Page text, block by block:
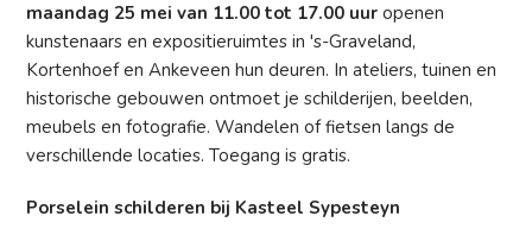
maandag 25 mei van 11.00 tot 17.00 uur openen
kunstenaars en expositieruimtes in 's-Graveland,
Kortenhoef en Ankeveen hun deuren. In ateliers, tuinen en
historische gebouwen ontmoet je schilderijen, beelden,
meubels en fotografie. Wandelen of fietsen langs de
verschillende locaties. Toegang is gratis.
Porselein schilderen bij Kasteel Sypesteyn